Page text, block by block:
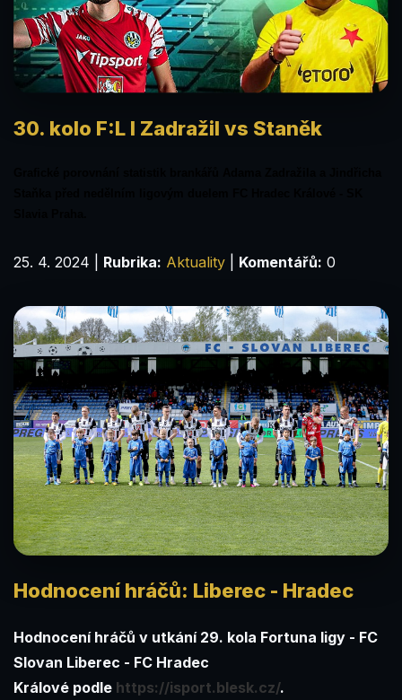
30. kolo F:L l Zadražil vs Staněk
25. 4. 2024 Rubrika: Aktuality Komentářů: 0
Hodnocení hráčů: Liberec - Hradec
Hodnocení hráčů v utkání 29. kola Fortuna ligy - FC
Slovan Liberec - FC Hradec
Králové podle https://isport.blesk.cz/.